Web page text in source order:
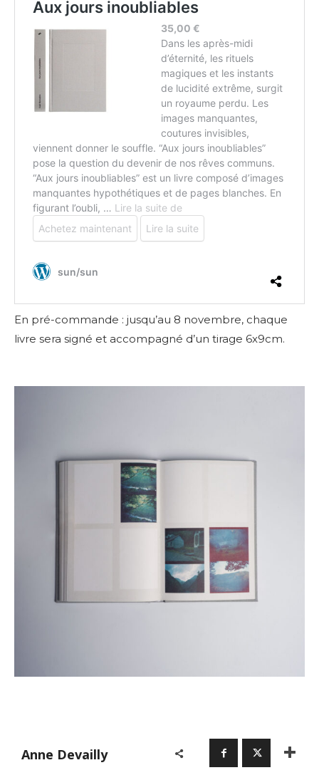
Statut / Organisation
En pré-commande : jusqu’au 8 novembre, chaque
livre sera signé et accompagné d’un tirage 6x9cm.
Anne Devailly